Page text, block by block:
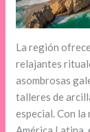
La región
relajantes
asombrosas
talleres de
especial. Con